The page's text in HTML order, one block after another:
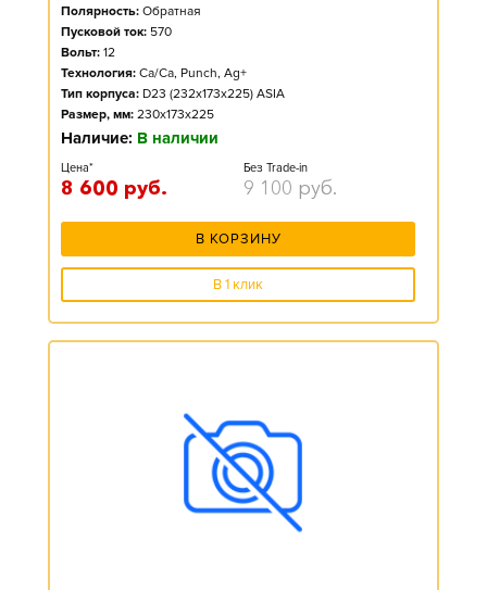
Полярность: Обратная
Пусковой ток: 570
Вольт: 12
Технология: Ca/Ca, Punch, Ag+
Тип корпуса: D23 (232x173x225) ASIA
Размер, мм: 230x173x225
Наличие: В наличии
Цена*
8 600 руб.
Без Trade-in
9 100 руб.
В КОРЗИНУ
В 1 клик